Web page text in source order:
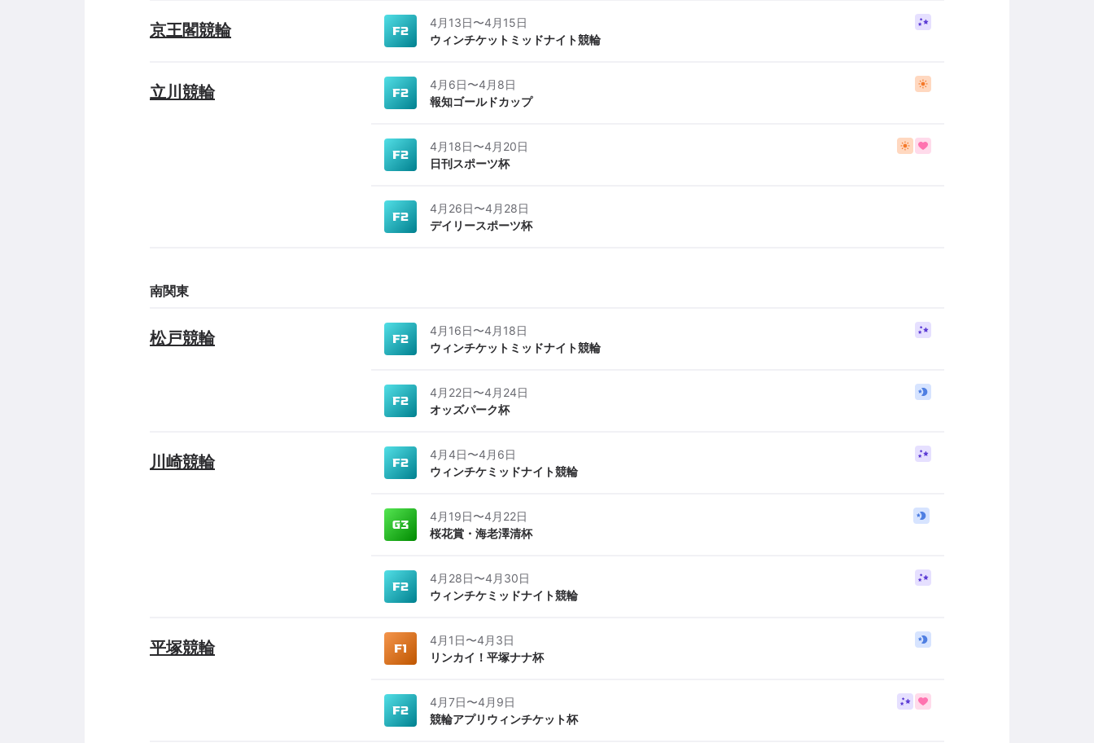
京王閣競輪 4月13日〜4月15日
ウィンチケットミッドナイト競輪
立川競輪 4月6日〜4月8日
報知ゴールドカップ
4月18日〜4月20日
日刊スポーツ杯
4月26日〜4月28日
デイリースポーツ杯
南関東
松戸競輪 4月16日〜4月18日
ウィンチケットミッドナイト競輪
4月22日〜4月24日
オッズパーク杯
川崎競輪 4月4日〜4月6日
ウィンチケミッドナイト競輪
4月19日〜4月22日
桜花賞・海老澤清杯
4月28日〜4月30日
ウィンチケミッドナイト競輪
平塚競輪 4月1日〜4月3日
リンカイ！平塚ナナ杯
4月7日〜4月9日
競輪アプリウィンチケット杯